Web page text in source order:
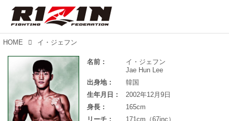
HOME イ・ジェフン
名前：
イ・ジェフン
Jae Hun Lee
出身地：
韓国
生年月日：
2002年12月9日
身長：
165cm
リーチ：
171cm（67inc）